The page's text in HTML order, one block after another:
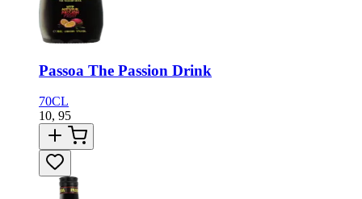
Passoa The Passion Drink
70CL
10, 95